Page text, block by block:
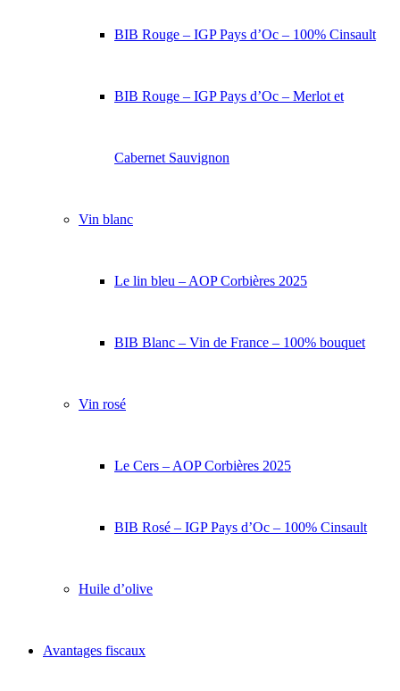
BIB Rouge – IGP Pays d’Oc – 100% Cinsault
BIB Rouge – IGP Pays d’Oc – Merlot et
Cabernet Sauvignon
Vin blanc
Le lin bleu – AOP Corbières 2025
BIB Blanc – Vin de France – 100% bouquet
Vin rosé
Le Cers – AOP Corbières 2025
BIB Rosé – IGP Pays d’Oc – 100% Cinsault
Huile d’olive
Avantages fiscaux